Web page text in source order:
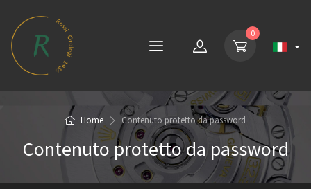
0
Home Contenuto protetto da password
Contenuto protetto da password